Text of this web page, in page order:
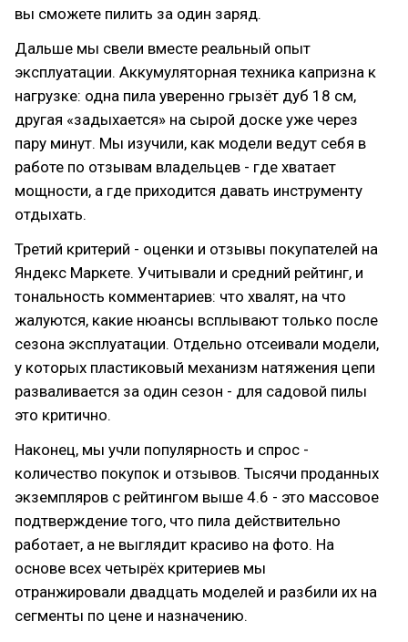
вы сможете пилить за один заряд.
Дальше мы свели вместе реальный опыт
эксплуатации. Аккумуляторная техника капризна к
нагрузке: одна пила уверенно грызёт дуб 18 см,
другая «задыхается» на сырой доске уже через
пару минут. Мы изучили, как модели ведут себя в
работе по отзывам владельцев - где хватает
мощности, а где приходится давать инструменту
отдыхать.
Третий критерий - оценки и отзывы покупателей на
Яндекс Маркете. Учитывали и средний рейтинг, и
тональность комментариев: что хвалят, на что
жалуются, какие нюансы всплывают только после
сезона эксплуатации. Отдельно отсеивали модели,
у которых пластиковый механизм натяжения цепи
разваливается за один сезон - для садовой пилы
это критично.
Наконец, мы учли популярность и спрос -
количество покупок и отзывов. Тысячи проданных
экземпляров с рейтингом выше 4.6 - это массовое
подтверждение того, что пила действительно
работает, а не выглядит красиво на фото. На
основе всех четырёх критериев мы
отранжировали двадцать моделей и разбили их на
сегменты по цене и назначению.